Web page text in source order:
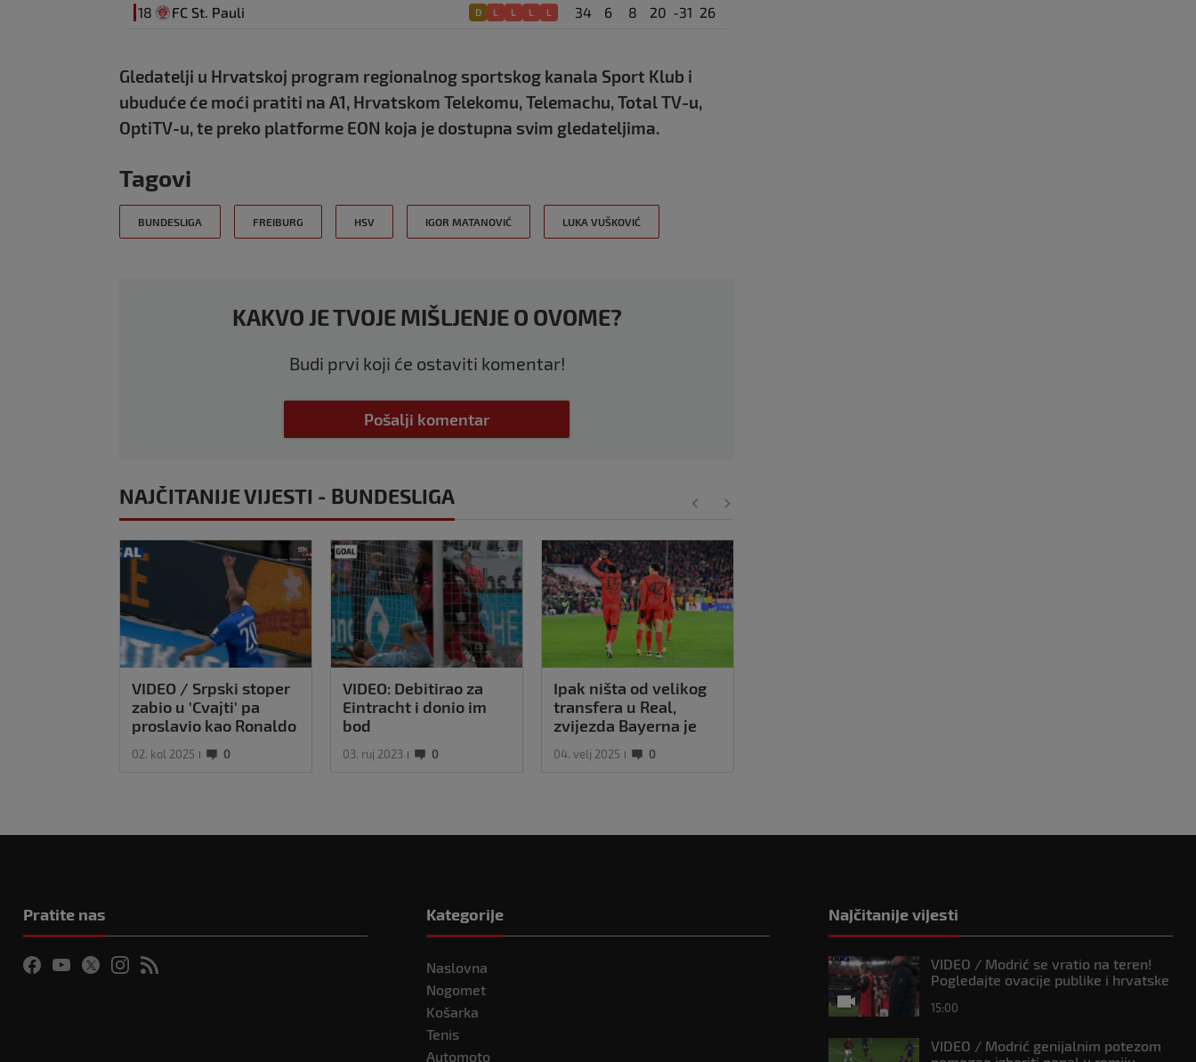
18
FC St. Pauli D L L L L 34 6 8 20 -31 26
Gledatelji u Hrvatskoj program regionalnog sportskog kanala Sport Klub i
ubuduće će moći pratiti na A1, Hrvatskom Telekomu, Telemachu, Total TV-u,
OptiTV-u, te preko platforme EON koja je dostupna svim gledateljima.
Tagovi
BUNDESLIGA FREIBURG HSV IGOR MATANOVIĆ LUKA VUŠKOVIĆ
KAKVO JE TVOJE MIŠLJENJE O OVOME?
Budi prvi koji će ostaviti komentar!
Pošalji komentar
NAJČITANIJE VIJESTI - BUNDESLIGA
VIDEO / Srpski stoper
zabio u 'Cvajti' pa
proslavio kao Ronaldo
02. kol 2025 0
VIDEO: Debitirao za
Eintracht i donio im
bod
03. ruj 2023 0
Ipak ništa od velikog
transfera u Real,
zvijezda Bayerna je
04. velj 2025 0
Pratite nas Kategorije
Naslovna
Nogomet
Košarka
Tenis
Automoto
Najčitanije vijesti
VIDEO / Modrić se vratio na teren!
Pogledajte ovacije publike i hrvatske
15:00
VIDEO / Modrić genijalnim potezom